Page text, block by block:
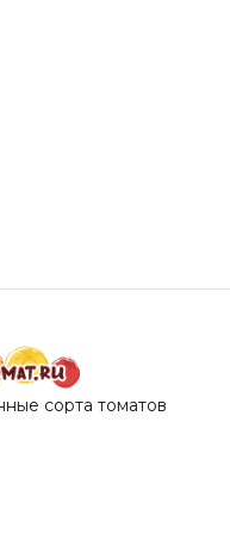
сорта томатов